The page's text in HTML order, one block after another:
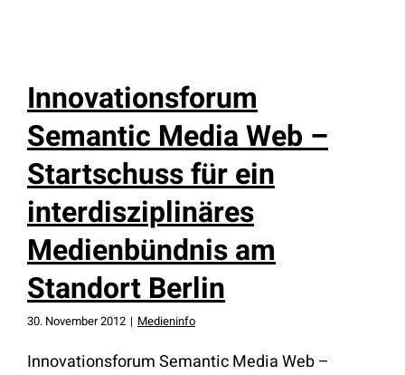
Innovationsforum
Semantic Media Web –
Startschuss für ein
interdisziplinäres
Medienbündnis am
Standort Berlin
30. November 2012 | Medieninfo
Innovationsforum Semantic Media Web –